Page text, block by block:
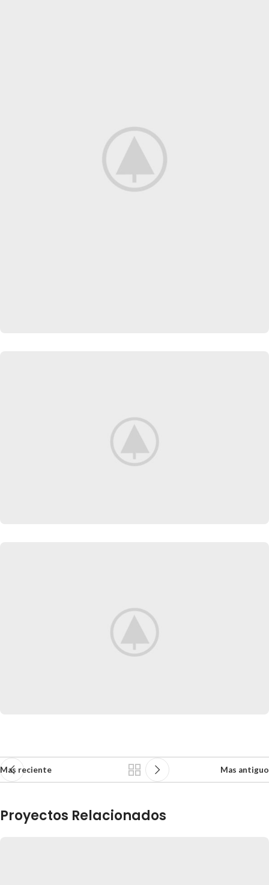
Mas reciente Mas antiguo
Proyectos Relacionados